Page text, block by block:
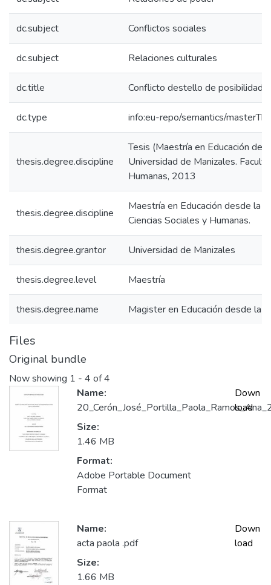
dc.subject Conflictos sociales
dc.subject Relaciones culturales
dc.title Conflicto destello de
dc.type info:eu-repo/semantics/
thesis.degree.discipline
Tesis (Maestría en Educación
Universidad de Manizales.
Humanas, 2013
thesis.degree.discipline
Maestría en Educación desde la
Ciencias Sociales y Humanas.
thesis.degree.grantor Universidad de Manizales
thesis.degree.level Maestría
thesis.degree.name Magister en Educación desde la
Files
Original bundle
Now showing 1 - 4 of 4
Name:
Size:
1.46 MB
Format:
Adobe Portable Document
Format
Down
load
Name:
acta paola .pdf
Size:
1.66 MB
Down
load